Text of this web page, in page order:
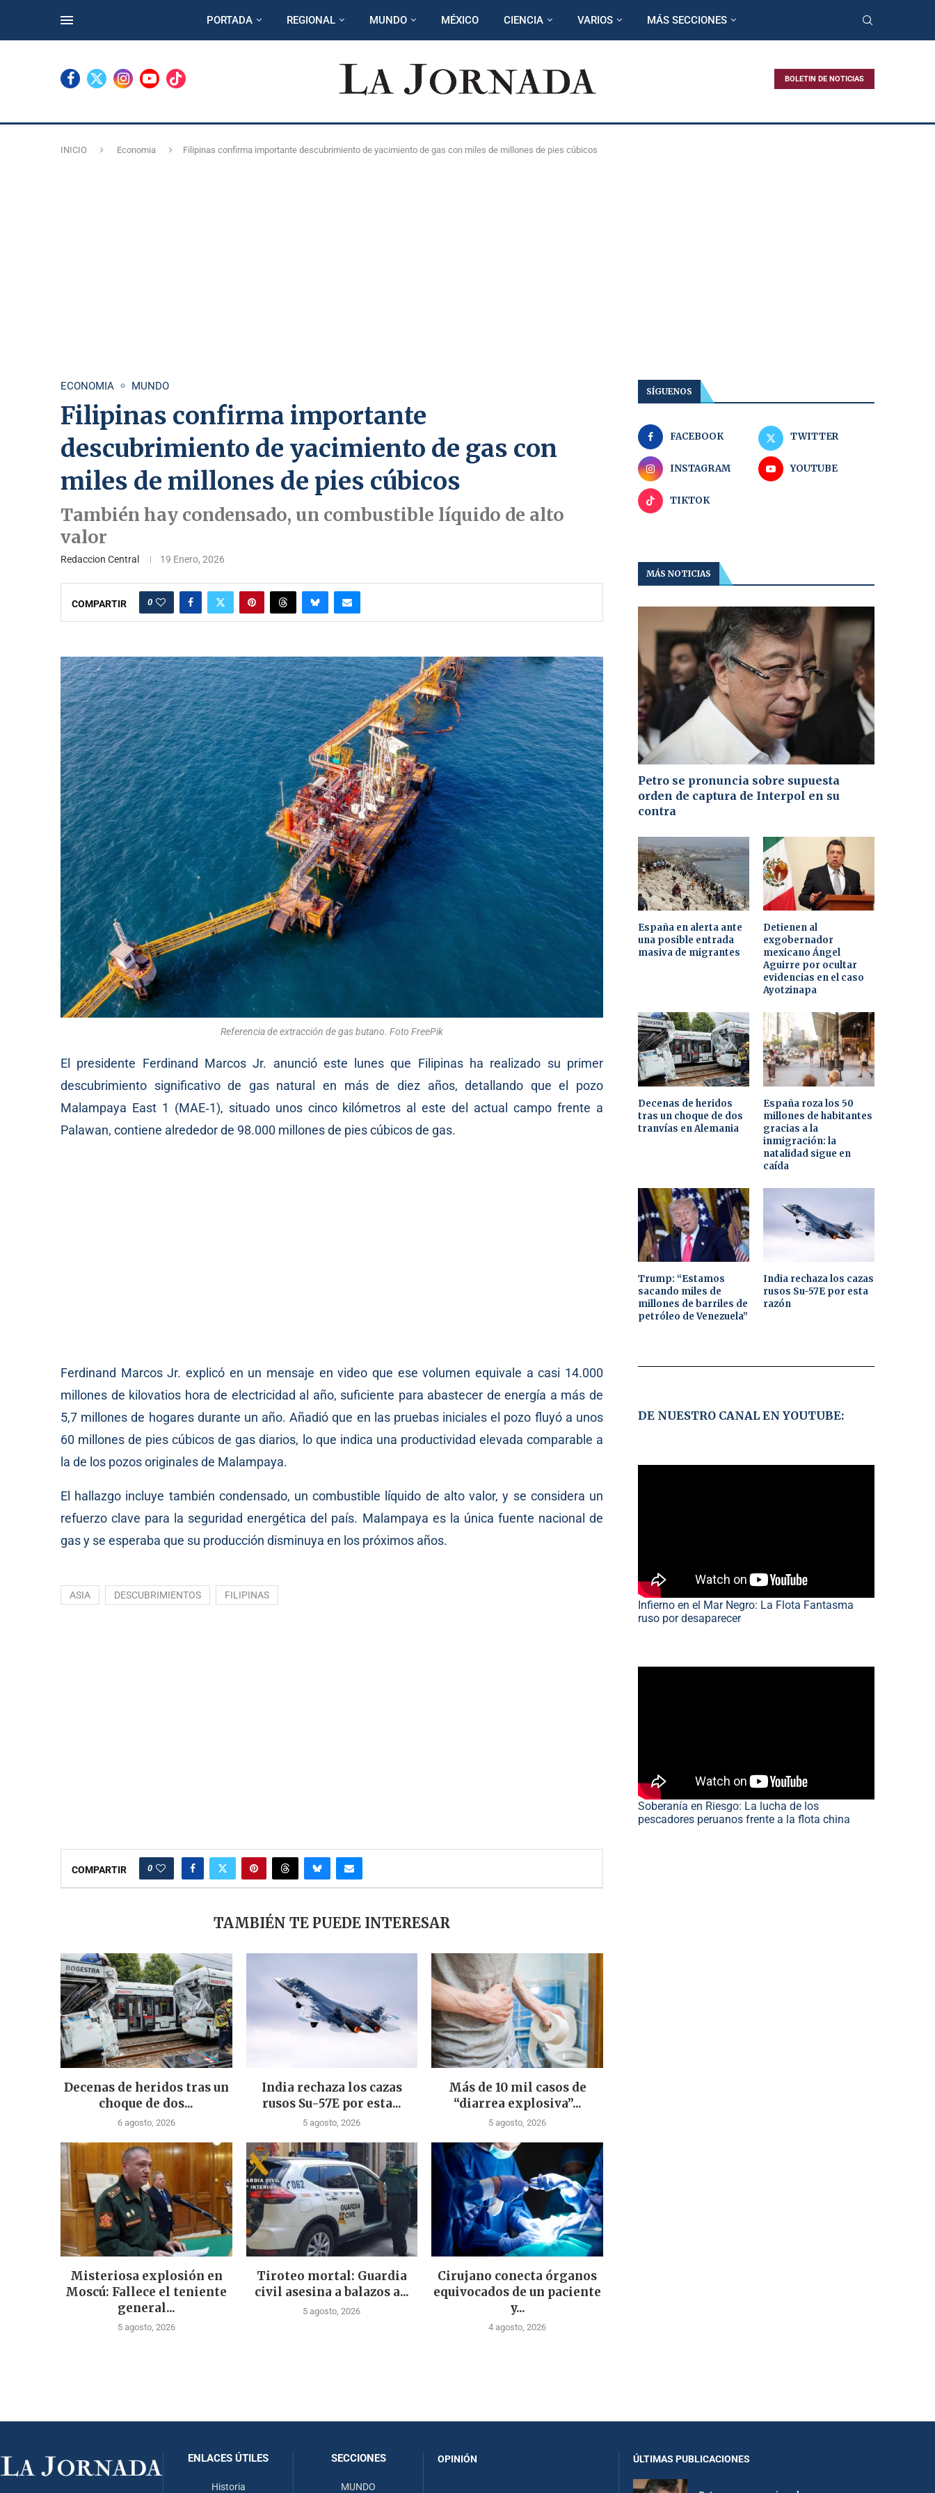
PORTADA REGIONAL MUNDO MÉXICO CIENCIA VARIOS MÁS SECCIONES
BOLETIN DE NOTICIAS
INICIO Economia Filipinas confirma importante descubrimiento de yacimiento de gas con miles de millones de pies cúbicos
ECONOMIA MUNDO
Filipinas confirma importante
descubrimiento de yacimiento de gas con
miles de millones de pies cúbicos
También hay condensado, un combustible líquido de alto
valor
Redaccion Central 19 Enero, 2026
COMPARTIR 0
Referencia de extracción de gas butano. Foto FreePik
El presidente Ferdinand Marcos Jr. anunció este lunes que Filipinas ha realizado su primer
descubrimiento significativo de gas natural en más de diez años, detallando que el pozo
Malampaya East 1 (MAE‑1), situado unos cinco kilómetros al este del actual campo frente a
Palawan, contiene alrededor de 98.000 millones de pies cúbicos de gas.
Ferdinand Marcos Jr. explicó en un mensaje en video que ese volumen equivale a casi 14.000
millones de kilovatios hora de electricidad al año, suficiente para abastecer de energía a más de
5,7 millones de hogares durante un año. Añadió que en las pruebas iniciales el pozo fluyó a unos
60 millones de pies cúbicos de gas diarios, lo que indica una productividad elevada comparable a
la de los pozos originales de Malampaya.
El hallazgo incluye también condensado, un combustible líquido de alto valor, y se considera un
refuerzo clave para la seguridad energética del país. Malampaya es la única fuente nacional de
gas y se esperaba que su producción disminuya en los próximos años.
ASIA DESCUBRIMIENTOS FILIPINAS
COMPARTIR 0
TAMBIÉN TE PUEDE INTERESAR
Decenas de heridos tras un
choque de dos...
6 agosto, 2026
India rechaza los cazas
rusos Su-57E por esta...
5 agosto, 2026
Más de 10 mil casos de
“diarrea explosiva”...
5 agosto, 2026
Misteriosa explosión en
Moscú: Fallece el teniente
general...
5 agosto, 2026
Tiroteo mortal: Guardia
civil asesina a balazos a...
5 agosto, 2026
Cirujano conecta órganos
equivocados de un paciente
y...
4 agosto, 2026
SÍGUENOS
FACEBOOK TWITTER
INSTAGRAM YOUTUBE
TIKTOK
MÁS NOTICIAS
Petro se pronuncia sobre supuesta
orden de captura de Interpol en su
contra
España en alerta ante
una posible entrada
masiva de migrantes
Detienen al
exgobernador
mexicano Ángel
Aguirre por ocultar
evidencias en el caso
Ayotzinapa
Decenas de heridos
tras un choque de dos
tranvías en Alemania
España roza los 50
millones de habitantes
gracias a la
inmigración: la
natalidad sigue en
caída
Trump: “Estamos
sacando miles de
millones de barriles de
petróleo de Venezuela”
India rechaza los cazas
rusos Su-57E por esta
razón
DE NUESTRO CANAL EN YOUTUBE:
Infierno en el Mar Negro: La Flota Fantasma
ruso por desaparecer
Soberanía en Riesgo: La lucha de los
pescadores peruanos frente a la flota china
ENLACES ÚTILES
Historia
SECCIONES
MUNDO
OPINIÓN ÚLTIMAS PUBLICACIONES